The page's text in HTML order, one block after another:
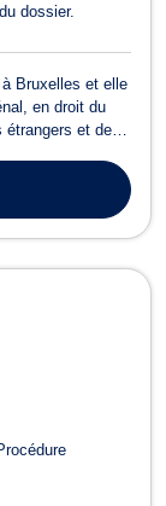
dossier.
Bruxelles et elle
en droit du
et de la
au divorce...